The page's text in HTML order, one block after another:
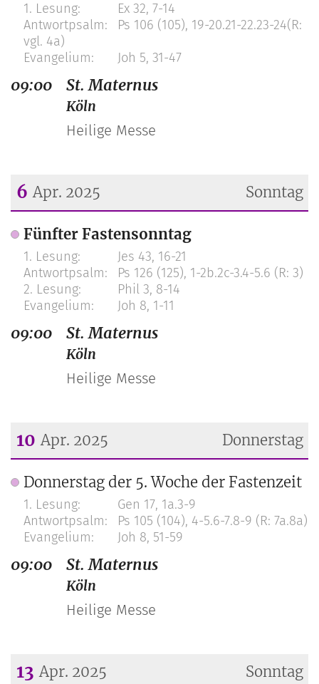
Ex 32, 7-14
Ps 106 (105), 19-20.21-22.23-24(R:
vgl. 4a)
Joh 5, 31-47
09:00 St. Maternus
Köln
Heilige Messe
Sonntag
6 Apr. 2025
Datum: 6. April 2025
Fünfter Fastensonntag
Jes 43, 16-21
Ps 126 (125), 1-2b.2c-3.4-5.6 (R: 3)
Phil 3, 8-14
Joh 8, 1-11
09:00 St. Maternus
Köln
Heilige Messe
Donnerstag
10 Apr. 2025
Datum: 10. April 2025
Donnerstag der 5. Woche der Fastenzeit
Gen 17, 1a.3-9
Ps 105 (104), 4-5.6-7.8-9 (R: 7a.8a)
Joh 8, 51-59
09:00 St. Maternus
Köln
Heilige Messe
Sonntag
13 Apr. 2025